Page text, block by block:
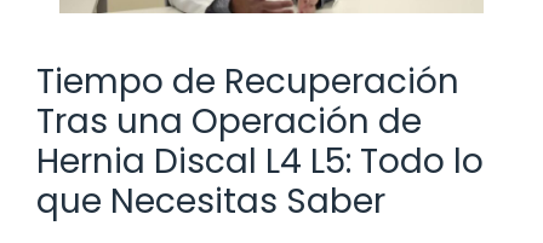
Tiempo de Recuperación
Tras una Operación de
Hernia Discal L4 L5: Todo lo
que Necesitas Saber